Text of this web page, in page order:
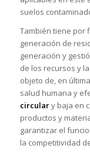
suelos
También tiene por
generación de
generación y
de los recursos y
objeto de, en
salud humana y
circulary baja en
productos y
garantizar el
la competitividad